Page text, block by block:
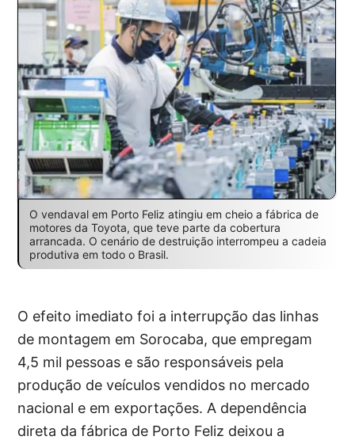
O vendaval em Porto Feliz atingiu em cheio a fábrica de
motores da Toyota, que teve parte da cobertura
arrancada. O cenário de destruição interrompeu a cadeia
produtiva em todo o Brasil.
O efeito imediato foi a interrupção das linhas
de montagem em Sorocaba, que empregam
4,5 mil pessoas e são responsáveis pela
produção de veículos vendidos no mercado
nacional e em exportações. A dependência
direta da fábrica de Porto Feliz deixou a